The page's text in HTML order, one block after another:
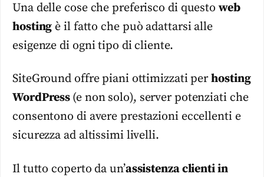
Una delle cose che preferisco di questo web
hosting è il fatto che può adattarsi alle
esigenze di ogni tipo di cliente.
SiteGround offre piani ottimizzati perhosting
WordPress (e non solo), server potenziati che
consentono di avere prestazioni eccellenti e
sicurezza ad altissimi livelli.
Il tutto coperto da un’assistenza clienti in